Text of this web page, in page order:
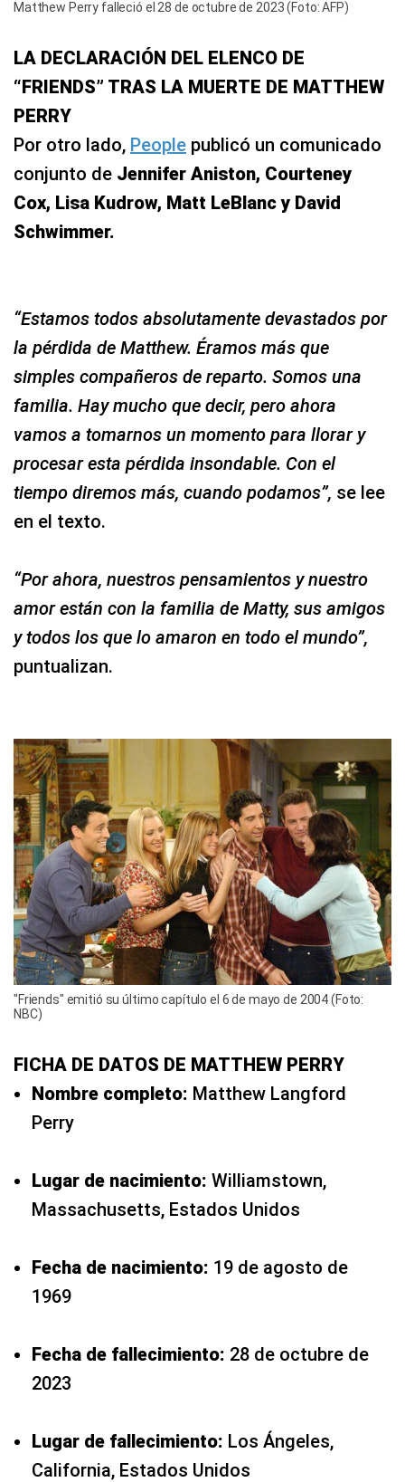
Matthew Perry falleció el 28 de octubre de 2023 (Foto: AFP)
LA DECLARACIÓN DEL ELENCO DE
“FRIENDS” TRAS LA MUERTE DE MATTHEW
PERRY
Por otro lado, People publicó un comunicado
conjunto de Jennifer Aniston, Courteney
Cox, Lisa Kudrow, Matt LeBlanc y David
Schwimmer.
“Estamos todos absolutamente devastados por
la pérdida de Matthew. Éramos más que
simples compañeros de reparto. Somos una
familia. Hay mucho que decir, pero ahora
vamos a tomarnos un momento para llorar y
procesar esta pérdida insondable. Con el
tiempo diremos más, cuando podamos”, se lee
en el texto.
“Por ahora, nuestros pensamientos y nuestro
amor están con la familia de Matty, sus amigos
y todos los que lo amaron en todo el mundo”,
puntualizan.
"Friends" emitió su último capítulo el 6 de mayo de 2004 (Foto:
NBC)
FICHA DE DATOS DE MATTHEW PERRY
Nombre completo: Matthew Langford
Perry
Lugar de nacimiento: Williamstown,
Massachusetts, Estados Unidos
Fecha de nacimiento: 19 de agosto de
1969
Fecha de fallecimiento: 28 de octubre de
2023
Lugar de fallecimiento: Los Ángeles,
California, Estados Unidos